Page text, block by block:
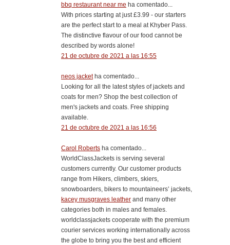
bbq restaurant near me ha comentado...
With prices starting at just £3.99 - our starters
are the perfect start to a meal at Khyber Pass.
The distinctive flavour of our food cannot be
described by words alone!
21 de octubre de 2021 a las 16:55
neos jacketha comentado...
Looking for all the latest styles of jackets and
coats for men? Shop the best collection of
men's jackets and coats. Free shipping
available.
21 de octubre de 2021 a las 16:56
Carol Roberts ha comentado...
WorldClassJackets is serving several
customers currently. Our customer products
range from Hikers, climbers, skiers,
snowboarders, bikers to mountaineers’ jackets,
kacey musgraves leather and many other
categories both in males and females.
worldclassjackets cooperate with the premium
courier services working internationally across
the globe to bring you the best and efficient